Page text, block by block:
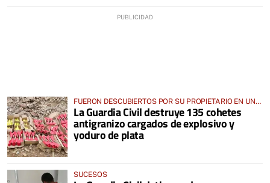
FUERON DESCUBIERTOS POR SU PROPIETARIO EN UNA
BODEGA DE CAMPO DE CRIPTANA
La Guardia Civil destruye 135 cohetes
antigranizo cargados de explosivo y
yoduro de plata
SUCESOS